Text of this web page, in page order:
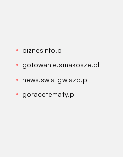
biznesinfo.pl
gotowanie.smakosze.pl
news.swiatgwiazd.pl
goracetematy.pl